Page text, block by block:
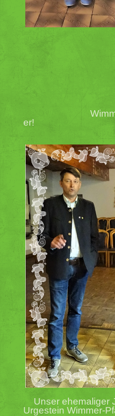
Wimmer-
er!
Unser ehemaliger
Urgestein Wimmer-